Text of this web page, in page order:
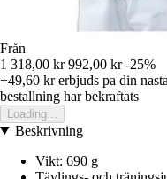
Från
1 318,00 kr 992,00 kr -25%
+49,60 krerbjuds pa din
bestallning har bekraftats
Loading...
Beskrivning
Vikt: 690 g